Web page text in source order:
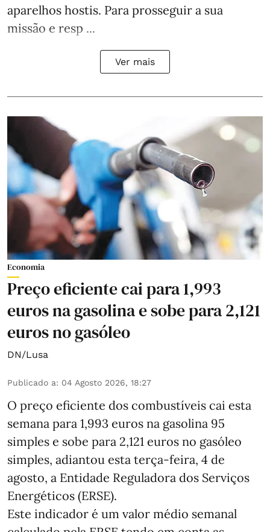
aparelhos hostis. Para prosseguir a sua
missão e resp ...
Ver mais
Economia
Preço eficiente cai para 1,993
euros na gasolina e sobe para 2,121
euros no gasóleo
DN/Lusa
Publicado a: 04 Agosto 2026, 18:27
O preço eficiente dos combustíveis cai esta
semana para 1,993 euros na gasolina 95
simples e sobe para 2,121 euros no gasóleo
simples, adiantou esta terça-feira, 4 de
agosto, a Entidade Reguladora dos Serviços
Energéticos (ERSE).
Este indicador é um valor médio semanal